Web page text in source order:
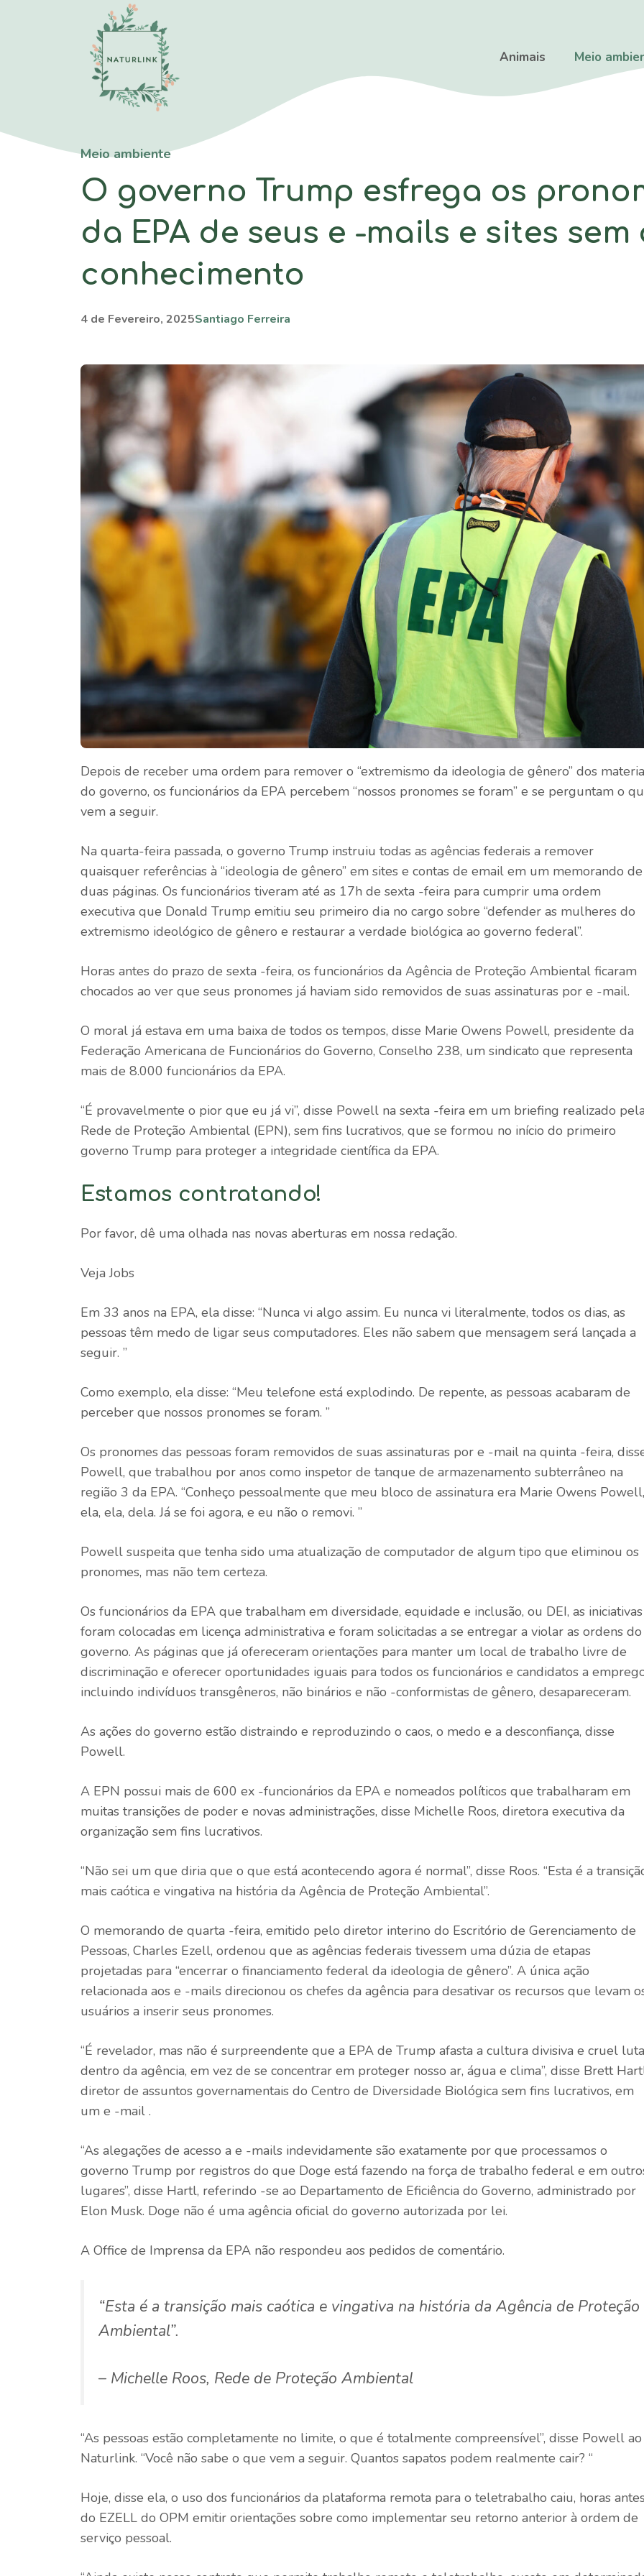
Animais Meio
Meio ambiente
O governo Trump esfrega os
da EPA de seus e -mails e sites sem
conhecimento
4 de Fevereiro, 2025Santiago Ferreira
Depois de receber uma ordem para remover o “extremismo da ideologia de gênero” dos
do governo, os funcionários da EPA percebem “nossos pronomes se foram” e se perguntam o
vem a seguir.
Na quarta-feira passada, o governo Trump instruiu todas as agências federais a remover
quaisquer referências à “ideologia de gênero” em sites e contas de email em um memorando de
duas páginas. Os funcionários tiveram até as 17h de sexta -feira para cumprir uma ordem
executiva que Donald Trump emitiu seu primeiro dia no cargo sobre “defender as mulheres do
extremismo ideológico de gênero e restaurar a verdade biológica ao governo federal”.
Horas antes do prazo de sexta -feira, os funcionários da Agência de Proteção Ambiental ficaram
chocados ao ver que seus pronomes já haviam sido removidos de suas assinaturas por e -mail.
O moral já estava em uma baixa de todos os tempos, disse Marie Owens Powell, presidente da
Federação Americana de Funcionários do Governo, Conselho 238, um sindicato que representa
mais de 8.000 funcionários da EPA.
“É provavelmente o pior que eu já vi”, disse Powell na sexta -feira em um briefing realizado
Rede de Proteção Ambiental (EPN), sem fins lucrativos, que se formou no início do primeiro
governo Trump para proteger a integridade científica da EPA.
Estamos contratando!
Por favor, dê uma olhada nas novas aberturas em nossa redação.
Veja Jobs
Em 33 anos na EPA, ela disse: “Nunca vi algo assim. Eu nunca vi literalmente, todos os dias, as
pessoas têm medo de ligar seus computadores. Eles não sabem que mensagem será lançada a
seguir. ”
Como exemplo, ela disse: “Meu telefone está explodindo. De repente, as pessoas acabaram de
perceber que nossos pronomes se foram. ”
Os pronomes das pessoas foram removidos de suas assinaturas por e -mail na quinta -feira,
Powell, que trabalhou por anos como inspetor de tanque de armazenamento subterrâneo na
região 3 da EPA. “Conheço pessoalmente que meu bloco de assinatura era Marie Owens Powell,
ela, ela, dela. Já se foi agora, e eu não o removi. ”
Powell suspeita que tenha sido uma atualização de computador de algum tipo que eliminou os
pronomes, mas não tem certeza.
Os funcionários da EPA que trabalham em diversidade, equidade e inclusão, ou DEI, as iniciativas
foram colocadas em licença administrativa e foram solicitadas a se entregar a violar as ordens do
governo. As páginas que já ofereceram orientações para manter um local de trabalho livre de
discriminação e oferecer oportunidades iguais para todos os funcionários e candidatos a
incluindo indivíduos transgêneros, não binários e não -conformistas de gênero, desapareceram.
As ações do governo estão distraindo e reproduzindo o caos, o medo e a desconfiança, disse
Powell.
A EPN possui mais de 600 ex -funcionários da EPA e nomeados políticos que trabalharam em
muitas transições de poder e novas administrações, disse Michelle Roos, diretora executiva da
organização sem fins lucrativos.
“Não sei um que diria que o que está acontecendo agora é normal”, disse Roos. “Esta é a
mais caótica e vingativa na história da Agência de Proteção Ambiental”.
O memorando de quarta -feira, emitido pelo diretor interino do Escritório de Gerenciamento de
Pessoas, Charles Ezell, ordenou que as agências federais tivessem uma dúzia de etapas
projetadas para “encerrar o financiamento federal da ideologia de gênero”. A única ação
relacionada aos e -mails direcionou os chefes da agência para desativar os recursos que levam
usuários a inserir seus pronomes.
“É revelador, mas não é surpreendente que a EPA de Trump afasta a cultura divisiva e cruel luta
dentro da agência, em vez de se concentrar em proteger nosso ar, água e clima”, disse Brett
diretor de assuntos governamentais do Centro de Diversidade Biológica sem fins lucrativos, em
um e -mail .
“As alegações de acesso a e -mails indevidamente são exatamente por que processamos o
governo Trump por registros do que Doge está fazendo na força de trabalho federal e em
lugares”, disse Hartl, referindo -se ao Departamento de Eficiência do Governo, administrado por
Elon Musk. Doge não é uma agência oficial do governo autorizada por lei.
A Office de Imprensa da EPA não respondeu aos pedidos de comentário.
“Esta é a transição mais caótica e vingativa na história da Agência de Proteção
Ambiental”.
– Michelle Roos, Rede de Proteção Ambiental
“As pessoas estão completamente no limite, o que é totalmente compreensível”, disse Powell ao
Naturlink. “Você não sabe o que vem a seguir. Quantos sapatos podem realmente cair? “
Hoje, disse ela, o uso dos funcionários da plataforma remota para o teletrabalho caiu, horas
do EZELL do OPM emitir orientações sobre como implementar seu retorno anterior à ordem de
serviço pessoal.